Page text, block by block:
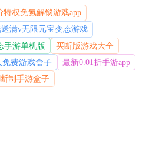
特权免氪解锁游戏app
满v无限元宝变态游戏
手游单机版
买断版游戏大全
免费游戏盒子
最新0.01折手游app
制手游盒子